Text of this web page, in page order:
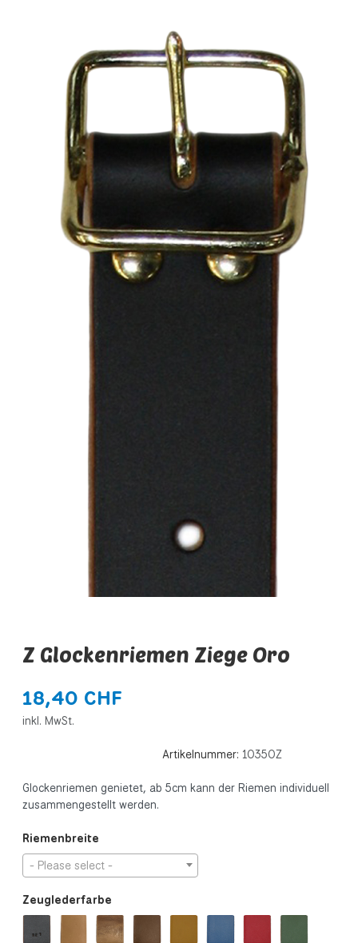
Z Glockenriemen Ziege Oro
18,40 CHF
inkl. MwSt.
Artikelnummer: 10350Z
Glockenriemen genietet, ab 5cm kann der Riemen individuell
zusammengestellt werden.
Riemenbreite
- Please select -
Zeuglederfarbe